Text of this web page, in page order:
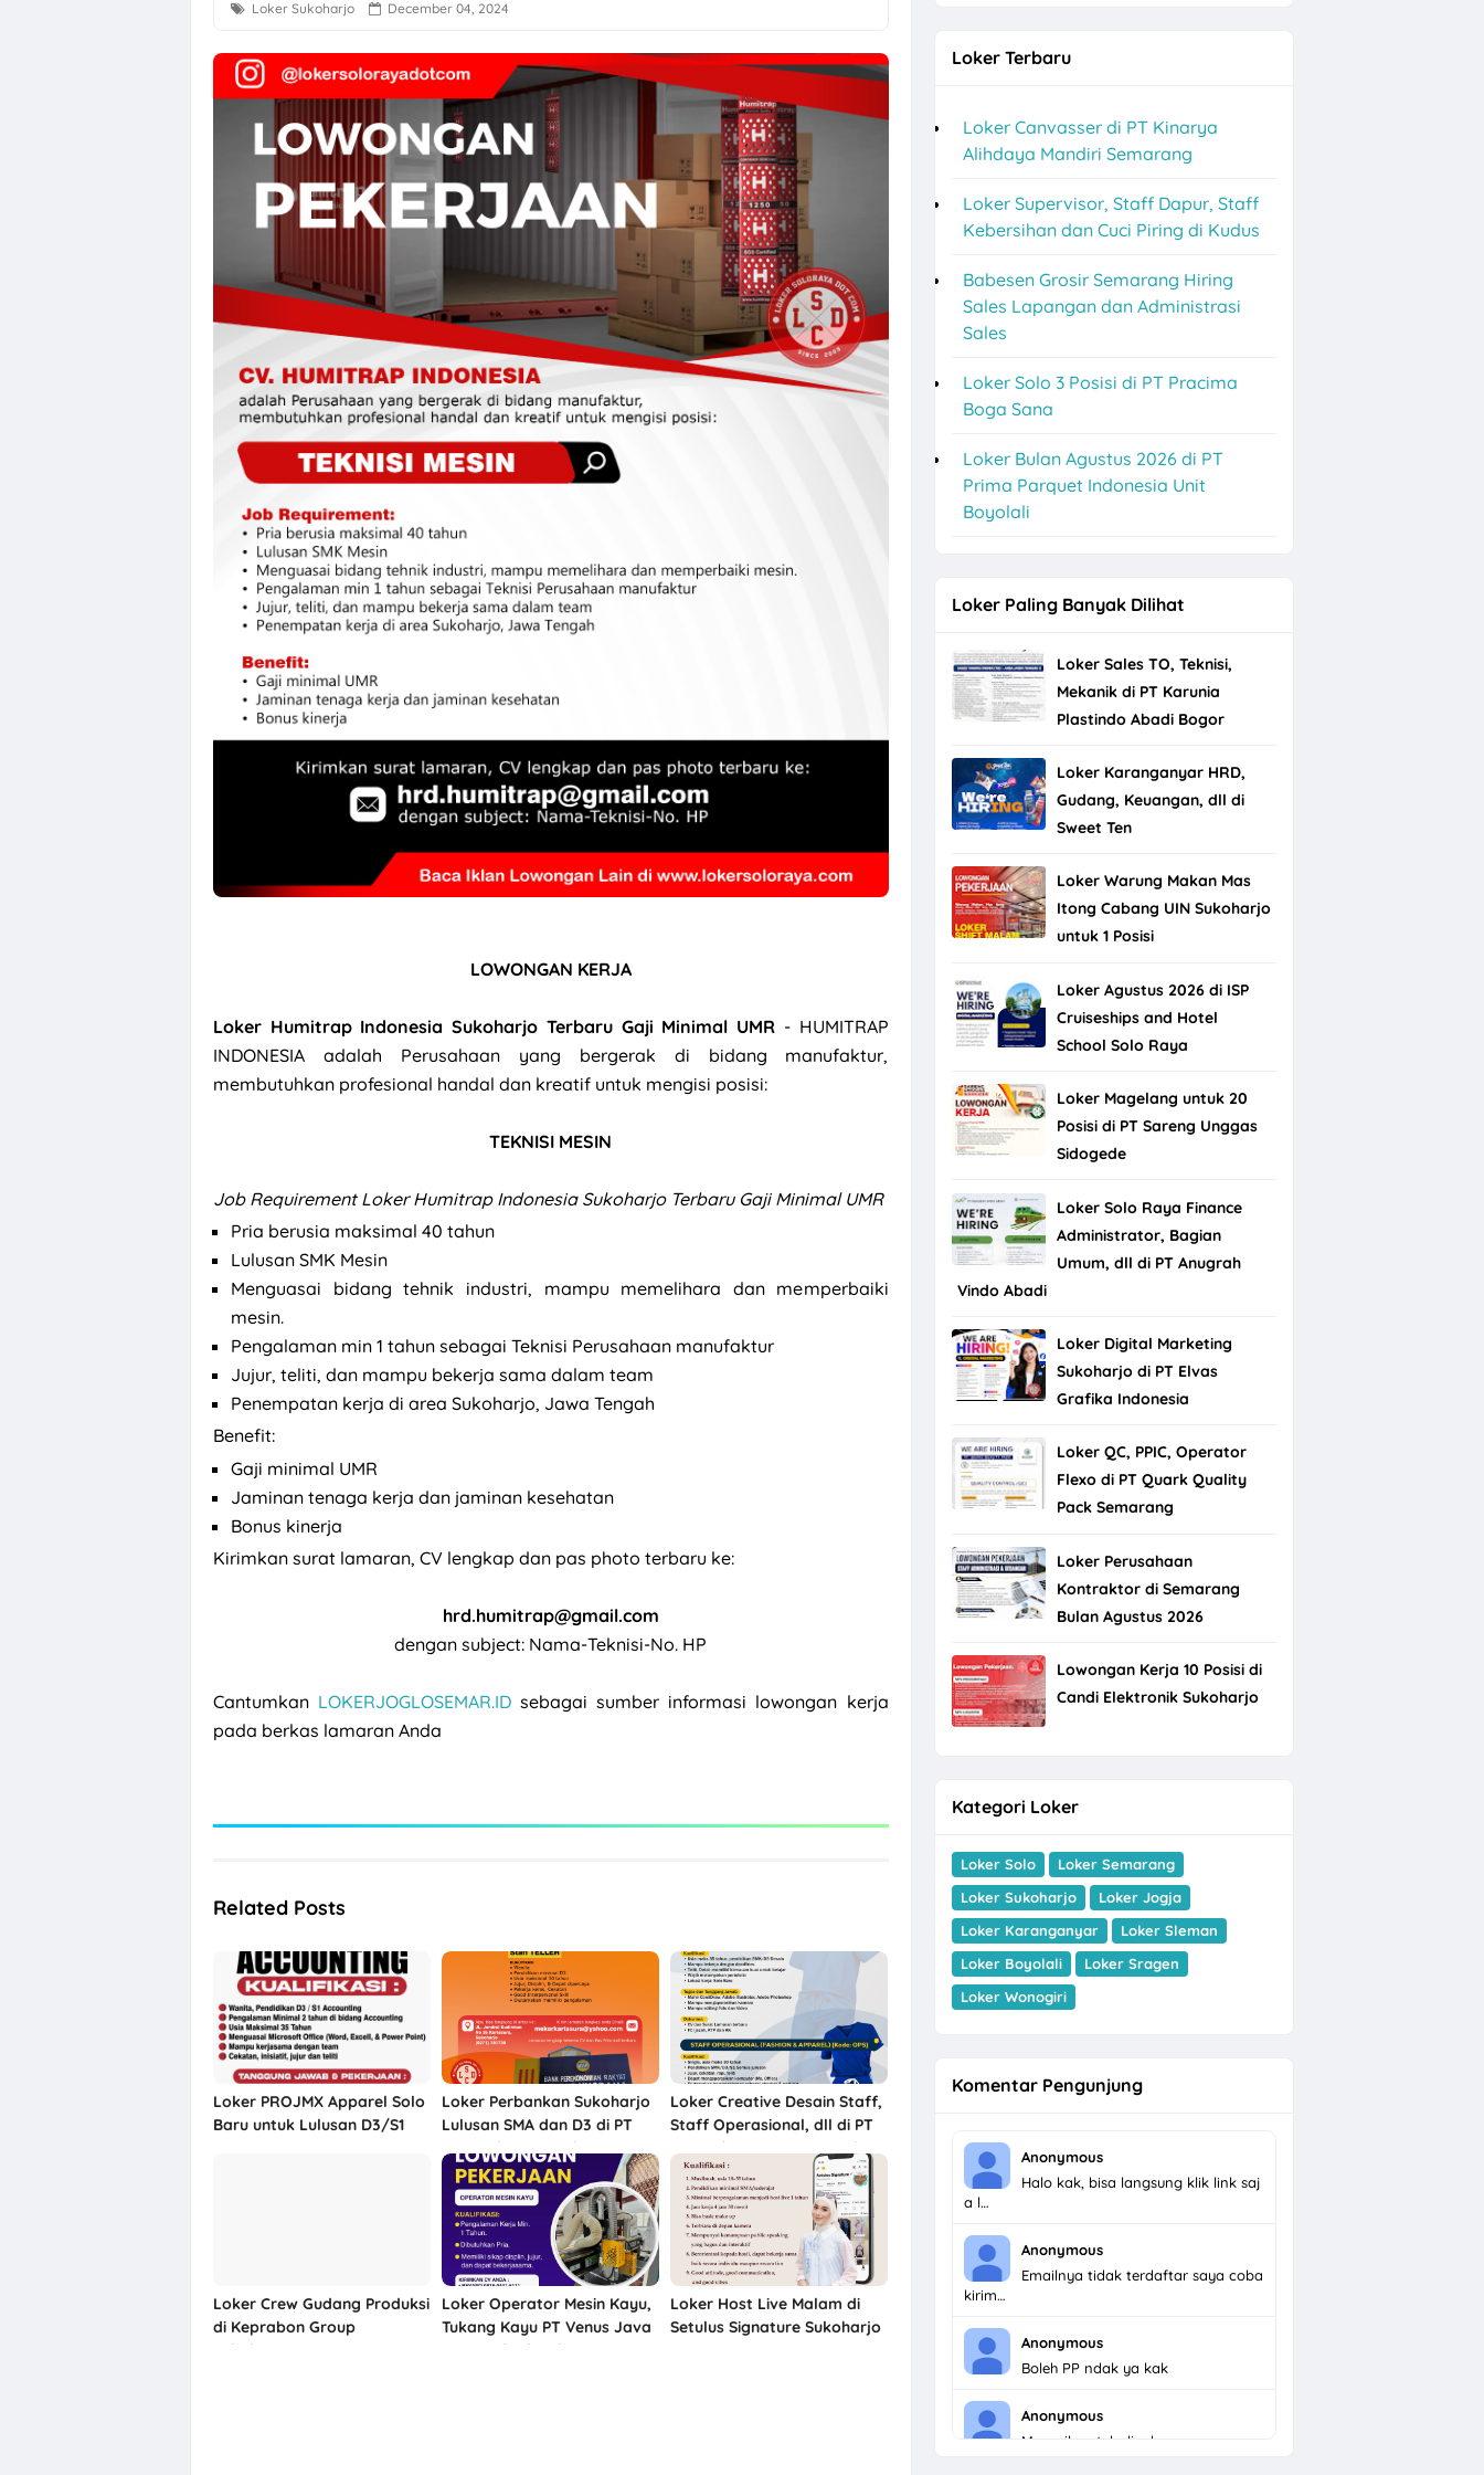
Loker Creative Desain Staff, Staff Operasional, dll di PT Tri Usaha Sinar Timur Solo Baru
Loker PT Multi Logam Perkasa untuk 1 Posisi di Klaten
Loker Solo Terbaru Lulusan D3 di Sayekti
Lowongan Kerja Perusahaan F&B di Waroeng Tokyo Semarang
Loker Kota Semarang di CV Bumi Raya Indonesia Bulan Agustus 2026
Loker Crew Gudang Produksi di Keprabon Group Sukoharjo
Loker Supervisor Store dan Barista di Pangestu Coffee Kendal
Loker Technical Sales, Social Media & Counter Officer di Indographia Prima Utama Solo Raya
Loker Operator Mesin Kayu, Tukang Kayu PT Venus Java Kreasindo di Solo & Sukoharjo
Loker Semarang Terbaru di Booba Bloom
Loker Solo Raya Posisi Staff Minuman, Dishwasher, Kasir, dll di Bakso Haji Mahmud
Loker Canvasser di PT Kinarya Alihdaya Mandiri Semarang
Loker Sukoharjo December 04, 2024
LOWONGAN KERJA
Loker Humitrap Indonesia Sukoharjo Terbaru Gaji Minimal UMR - HUMITRAP
INDONESIA adalah Perusahaan yang bergerak di bidang manufaktur,
membutuhkan profesional handal dan kreatif untuk mengisi posisi:
TEKNISI MESIN
Job Requirement Loker Humitrap Indonesia Sukoharjo Terbaru Gaji Minimal UMR
Pria berusia maksimal 40 tahun
Lulusan SMK Mesin
Menguasai bidang tehnik industri, mampu memelihara dan memperbaiki
mesin.
Pengalaman min 1 tahun sebagai Teknisi Perusahaan manufaktur
Jujur, teliti, dan mampu bekerja sama dalam team
Penempatan kerja di area Sukoharjo, Jawa Tengah
Benefit:
Gaji minimal UMR
Jaminan tenaga kerja dan jaminan kesehatan
Bonus kinerja
Kirimkan surat lamaran, CV lengkap dan pas photo terbaru ke:
hrd.humitrap@gmail.com
dengan subject: Nama-Teknisi-No. HP
Cantumkan LOKERJOGLOSEMAR.ID sebagai sumber informasi lowongan kerja
pada berkas lamaran Anda
Related Posts
Loker PROJMX Apparel Solo
Baru untuk Lulusan D3/S1
Loker Perbankan Sukoharjo
Lulusan SMA dan D3 di PT
BPR Mekar Nugraha
Loker Creative Desain Staff,
Staff Operasional, dll di PT
Tri Usaha Sinar Timur Solo
Baru
Loker Crew Gudang Produksi
di Keprabon Group
Sukoharjo
Loker Operator Mesin Kayu,
Tukang Kayu PT Venus Java
Kreasindo di Solo &
Loker Host Live Malam di
Setulus Signature Sukoharjo
Loker Terbaru
Loker Canvasser di PT Kinarya
Alihdaya Mandiri Semarang
Loker Supervisor, Staff Dapur, Staff
Kebersihan dan Cuci Piring di Kudus
Babesen Grosir Semarang Hiring
Sales Lapangan dan Administrasi
Sales
Loker Solo 3 Posisi di PT Pracima
Boga Sana
Loker Bulan Agustus 2026 di PT
Prima Parquet Indonesia Unit
Boyolali
Loker Paling Banyak Dilihat
Loker Sales TO, Teknisi,
Mekanik di PT Karunia
Plastindo Abadi Bogor
Loker Karanganyar HRD,
Gudang, Keuangan, dll di
Sweet Ten
Loker Warung Makan Mas
Itong Cabang UIN Sukoharjo
untuk 1 Posisi
Loker Agustus 2026 di ISP
Cruiseships and Hotel
School Solo Raya
Loker Magelang untuk 20
Posisi di PT Sareng Unggas
Sidogede
Loker Solo Raya Finance
Administrator, Bagian
Umum, dll di PT Anugrah
Vindo Abadi
Loker Digital Marketing
Sukoharjo di PT Elvas
Grafika Indonesia
Loker QC, PPIC, Operator
Flexo di PT Quark Quality
Pack Semarang
Loker Perusahaan
Kontraktor di Semarang
Bulan Agustus 2026
Lowongan Kerja 10 Posisi di
Candi Elektronik Sukoharjo
Kategori Loker
Loker Solo
Loker Semarang
Loker Sukoharjo
Loker Jogja
Loker Karanganyar
Loker Sleman
Loker Boyolali
Loker Sragen
Loker Wonogiri
Komentar Pengunjung
Anonymous
Halo kak, bisa langsung klik link saj
a l…
Anonymous
Emailnya tidak terdaftar saya coba
kirim…
Anonymous
Boleh PP ndak ya kak
Anonymous
Menarik untuk dicoba